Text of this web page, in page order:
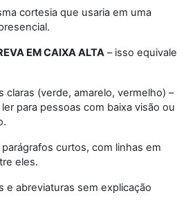
cortesia que usaria em uma
EM CAIXA ALTA – isso equivale
claras (verde, amarelo, vermelho) –
para pessoas com baixa visão ou
curtos, com linhas em
eles.
e abreviaturas sem explicação